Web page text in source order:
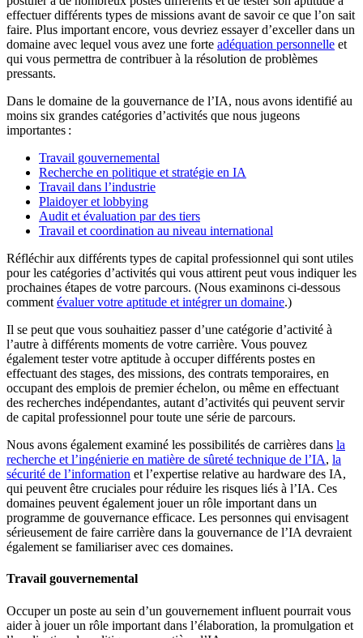
effectuer différents types de missions avant de savoir ce que l’on sait
faire. Plus important encore, vous devriez essayer d’exceller dans un
domaine avec lequel vous avez une forte adéquation personnelle et
qui vous permettra de contribuer à la résolution de problèmes
pressants.
Dans le domaine de la gouvernance de l’IA, nous avons identifié au
moins six grandes catégories d’activités que nous jugeons
importantes :
Travail gouvernemental
Recherche en politique et stratégie en IA
Travail dans l’industrie
Plaidoyer et lobbying
Audit et évaluation par des tiers
Travail et coordination au niveau international
Réfléchir aux différents types de capital professionnel qui sont utiles
pour les catégories d’activités qui vous attirent peut vous indiquer les
prochaines étapes de votre parcours. (Nous examinons ci-dessous
comment évaluer votre aptitude et intégrer un domaine.)
Il se peut que vous souhaitiez passer d’une catégorie d’activité à
l’autre à différents moments de votre carrière. Vous pouvez
également tester votre aptitude à occuper différents postes en
effectuant des stages, des missions, des contrats temporaires, en
occupant des emplois de premier échelon, ou même en effectuant
des recherches indépendantes, autant d’activités qui peuvent servir
de capital professionnel pour toute une série de parcours.
Nous avons également examiné les possibilités de carrières dans la
recherche et l’ingénierie en matière de sûreté technique de l’IA, la
sécurité de l’information et l’expertise relative au hardware des IA,
qui peuvent être cruciales pour réduire les risques liés à l’IA. Ces
domaines peuvent également jouer un rôle important dans un
programme de gouvernance efficace. Les personnes qui envisagent
sérieusement de faire carrière dans la gouvernance de l’IA devraient
également se familiariser avec ces domaines.
Travail gouvernemental
Occuper un poste au sein d’un gouvernement influent pourrait vous
aider à jouer un rôle important dans l’élaboration, la promulgation et